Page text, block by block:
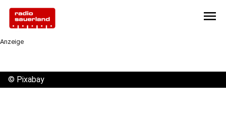
menu
Anzeige
© Pixabay